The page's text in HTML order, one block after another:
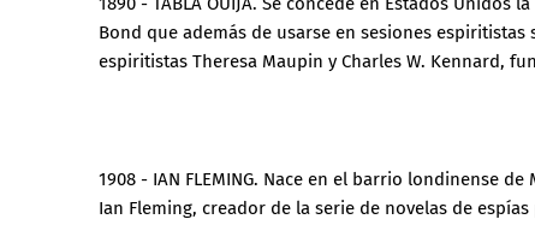
Bond que además de usarse en sesiones
espiritistas Theresa Maupin y Charles W. Kennard,
1908 - IAN FLEMING. Nace en el barrio londinense
Ian Fleming, creador de la serie de novelas de